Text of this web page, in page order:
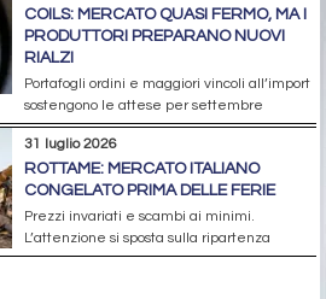
COILS: MERCATO QUASI FERMO, MA I
PRODUTTORI PREPARANO NUOVI
RIALZI
Portafogli ordini e maggiori vincoli all’import
sostengono le attese per settembre
31 luglio 2026
ROTTAME: MERCATO ITALIANO
CONGELATO PRIMA DELLE FERIE
Prezzi invariati e scambi ai minimi.
L’attenzione si sposta sulla ripartenza